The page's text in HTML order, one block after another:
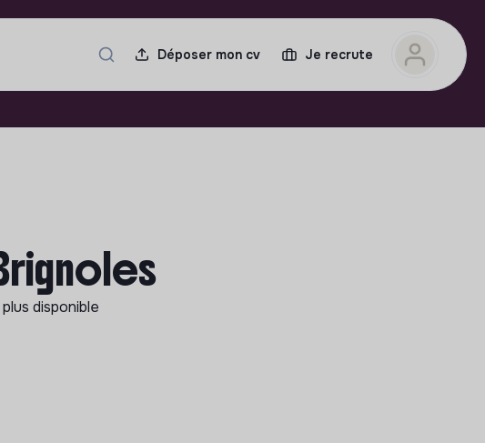
Déposer mon cv Je recrute
disponible